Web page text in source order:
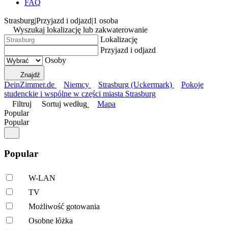
FAQ
Strasburg|Przyjazd i odjazd|1 osoba
Wyszukaj lokalizację lub zakwaterowanie
Lokalizację
Przyjazd i odjazd
Osoby
Znajdź
DeinZimmer.de Niemcy Strasburg (Uckermark)
Pokoje
studenckie i wspólne w części miasta Strasburg
Filtruj
Sortuj według
Mapa
Popular
Popular
Popular
W-LAN
TV
Możliwość gotowania
Osobne łóżka